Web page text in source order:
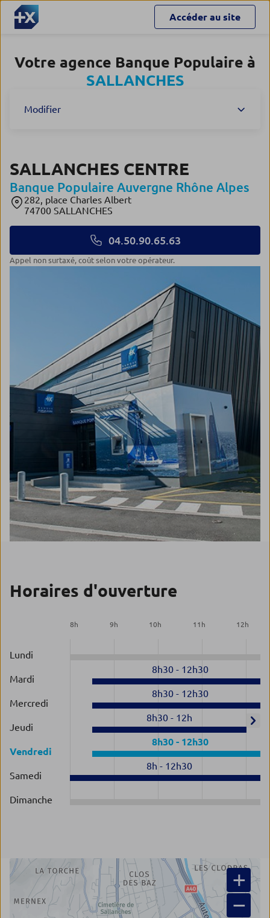
Accéder au site
Votre agence Banque Populaire à
SALLANCHES
Modifier
SALLANCHES CENTRE
Banque Populaire Auvergne Rhône Alpes
282, place Charles Albert
74700 SALLANCHES
04.50.90.65.63
Appel non surtaxé, coût selon votre opérateur.
Horaires d'ouverture
8h 9h 10h 11 h 12h
Lundi
Mardi
8h30- 12h30
Mercredi
8h30- 12h30
Jeudi
8h30- 12h
Vendredi
8h30- 12h30
Samedi
8h - 12h30
Dimanche
+
−